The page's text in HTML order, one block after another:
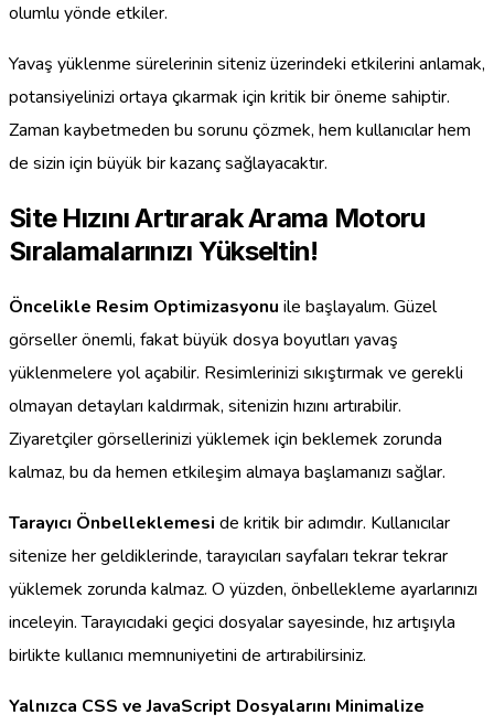
olumlu yönde etkiler.
Yavaş yüklenme sürelerinin siteniz üzerindeki etkilerini anlamak,
potansiyelinizi ortaya çıkarmak için kritik bir öneme sahiptir.
Zaman kaybetmeden bu sorunu çözmek, hem kullanıcılar hem
de sizin için büyük bir kazanç sağlayacaktır.
Site Hızını Artırarak Arama Motoru
Sıralamalarınızı Yükseltin!
Öncelikle Resim Optimizasyonu ile başlayalım. Güzel
görseller önemli, fakat büyük dosya boyutları yavaş
yüklenmelere yol açabilir. Resimlerinizi sıkıştırmak ve gerekli
olmayan detayları kaldırmak, sitenizin hızını artırabilir.
Ziyaretçiler görsellerinizi yüklemek için beklemek zorunda
kalmaz, bu da hemen etkileşim almaya başlamanızı sağlar.
Tarayıcı Önbelleklemesi de kritik bir adımdır. Kullanıcılar
sitenize her geldiklerinde, tarayıcıları sayfaları tekrar tekrar
yüklemek zorunda kalmaz. O yüzden, önbellekleme ayarlarınızı
inceleyin. Tarayıcıdaki geçici dosyalar sayesinde, hız artışıyla
birlikte kullanıcı memnuniyetini de artırabilirsiniz.
Yalnızca CSS ve JavaScript Dosyalarını Minimalize